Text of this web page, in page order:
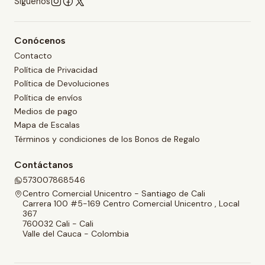
Conócenos
Contacto
Política de Privacidad
Política de Devoluciones
Política de envíos
Medios de pago
Mapa de Escalas
Términos y condiciones de los Bonos de Regalo
Contáctanos
573007868546
Centro Comercial Unicentro - Santiago de Cali
Carrera 100 #5-169 Centro Comercial Unicentro , Local
367
760032 Cali - Cali
Valle del Cauca - Colombia